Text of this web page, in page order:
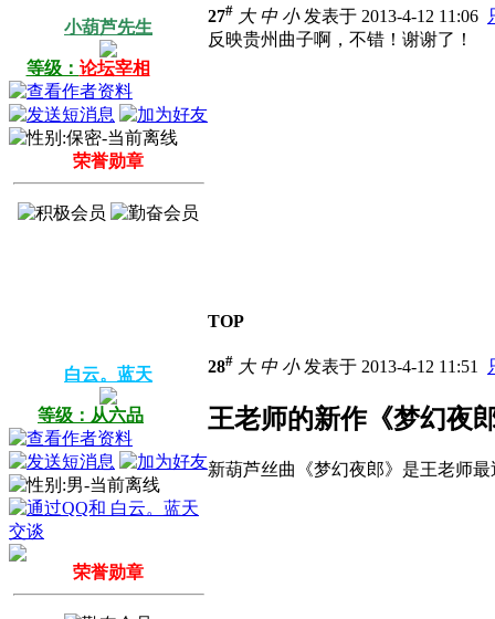
小葫芦先生
等级： 论坛宰相
荣誉勋章
27# 大 中 小发表于 2013-4-12 11:06
反映贵州曲子啊，不错！谢谢了！
TOP
白云。蓝天
等级：从六品
荣誉勋章
28# 大 中 小发表于 2013-4-12 11:51
王老师的新作《梦幻夜
新葫芦丝曲《梦幻夜郎》是王老师